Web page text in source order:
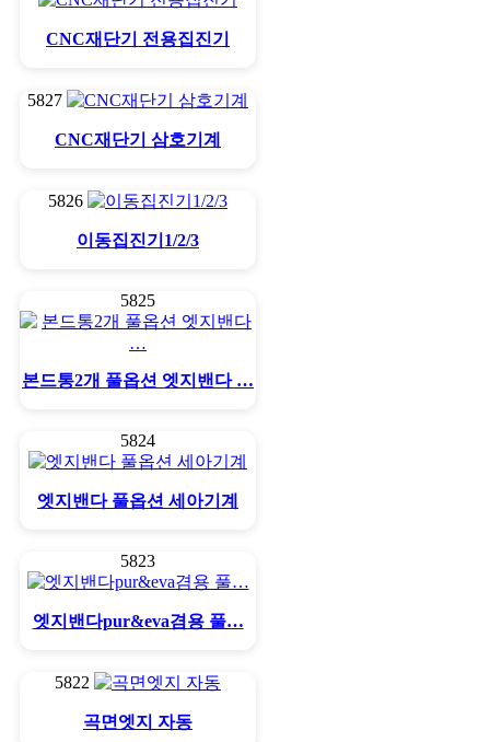
CNC재단기 전용집진기
5827
CNC재단기 삼호기계
5826
이동집진기1/2/3
5825
본드통2개 풀옵션 엣지밴다 …
5824
엣지밴다 풀옵션 세아기계
5823
엣지밴다pur&eva겸용 풀…
5822
곡면엣지 자동